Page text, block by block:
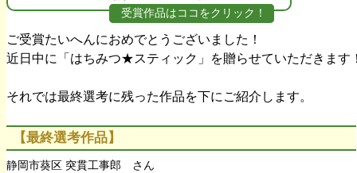
受賞作品はココをクリック！
ご受賞たいへんにおめでとうございました！
近日中に「はちみつ★スティック」を贈らせていただきます
それでは最終選考に残った作品を下にご紹介します。
【最終選考作品】
静岡市葵区 突貫工事郎 さん